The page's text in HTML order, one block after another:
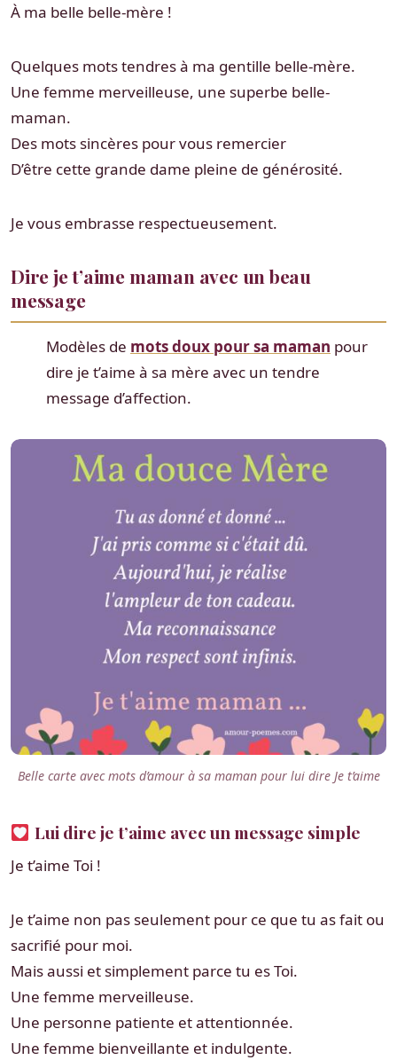
À ma belle belle-mère !
Quelques mots tendres à ma gentille belle-mère.
Une femme merveilleuse, une superbe belle-
maman.
Des mots sincères pour vous remercier
D’être cette grande dame pleine de générosité.
Je vous embrasse respectueusement.
Dire je t’aime maman avec un beau
message
Modèles de mots doux pour sa maman pour
dire je t’aime à sa mère avec un tendre
message d’affection.
Belle carte avec mots d’amour à sa maman pour lui dire Je t’aime
Lui dire je t’aime avec un message simple
Je t’aime Toi !
Je t’aime non pas seulement pour ce que tu as fait ou
sacrifié pour moi.
Mais aussi et simplement parce tu es Toi.
Une femme merveilleuse.
Une personne patiente et attentionnée.
Une femme bienveillante et indulgente.